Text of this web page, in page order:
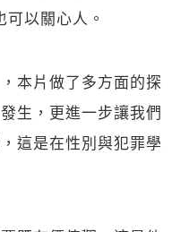
以關心人。
本片做了多方面的探
生，更進一步讓我們
這是在性別與犯罪學